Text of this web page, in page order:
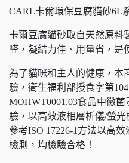
CARL卡爾環保豆腐貓砂6L
卡爾豆腐貓砂取自天然原料
醛，凝結力佳、用量省，是
為了貓咪和主人的健康，本
驗，衛生福利部授食字第
MOHWT0001.03食品中黴
驗，以高效液相層析儀/螢
參考ISO 17226-1方法以高
檢測，均檢驗合格！